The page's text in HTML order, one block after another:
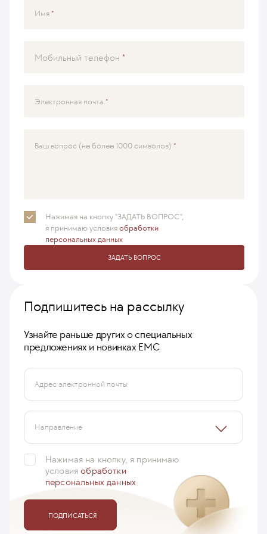
Имя
Мобильный телефон
Электронная почта
Ваш вопрос (не более 1000 символов)
Нажимая на кнопку "ЗАДАТЬ ВОПРОС",
я принимаюусловияобработки
персональных данных
ЗАДАТЬ ВОПРОС
Подпишитесь на рассылку
Узнайте раньше других о специальных
предложениях и новинках ЕМС
Адрес электронной почты
Направление
Нажимая на кнопку, я принимаю
условияобработки
персональных данных
ПОДПИСАТЬСЯ